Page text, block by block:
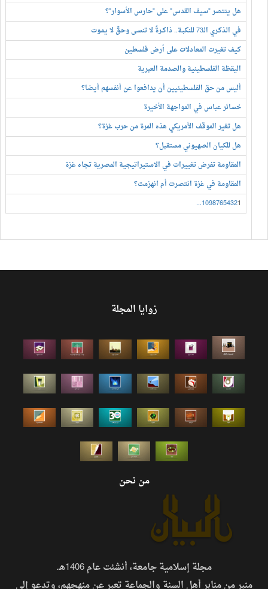
هل ينتصر "سيف القدس" على "حارس الأسوار"؟
في الـذكـري الـ73 للنكبـة.. ذاكــرةٌ لا تنسـى وحـقٌ لا يـمـوت
كيف تغيرت المعادلات على أرض فلسطين
اليقظة الفلسطينية والصدمة العبرية
أليس من حق الفلسطينيين أن يدافعوا عن أنفسهم أيضا؟
خسائر عباس في المواجهة الأخيرة
هل تغير الموقف الأمريكي هذه المرة من حرب غزة؟
هل للكيان الصهيوني مستقبل؟
المقاومة تفرض تغييرات في الاستيراتيجية المصرية تجاه غزة
المقاومة في غزة انتصرت أم انهزمت؟
1
2
3
4
5
6
7
8
9
10
...
زوايا المجلة
من نحن
مجلة إسلامية جامعة، أنشئت عام 1406هـ.